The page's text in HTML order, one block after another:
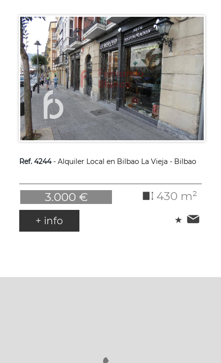
Ref. 4244- Alquiler Local en Bilbao La Vieja - Bilbao
3.000 € 430 m²
+ info